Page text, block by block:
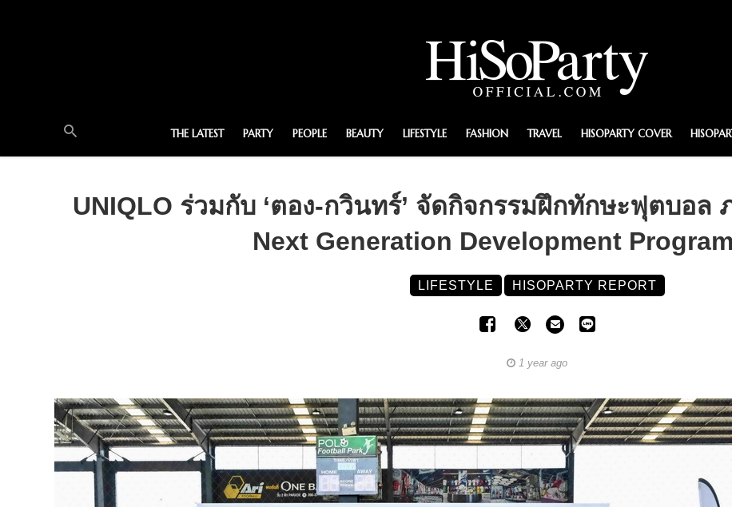
THE LATEST PARTY PEOPLE BEAUTY LIFESTYLE FASHION TRAVEL HISOPARTY COVER
UNIQLO ร่วมกับ ‘ตอง-กวินทร์’ จัดกิจกรรมฝึกทักษะฟุตบอล
Next Generation Development
LIFESTYLE HISOPARTY REPORT
1 year ago